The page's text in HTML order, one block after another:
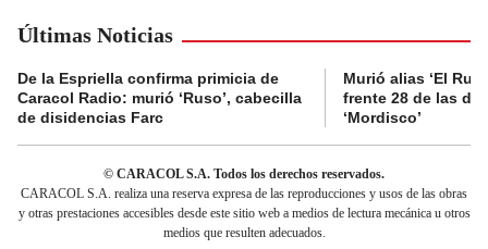
Últimas Noticias
De la Espriella confirma primicia de
Caracol Radio: murió ‘Ruso’, cabecilla
de disidencias Farc
Murió alias ‘El
frente 28 de las
‘Mordisco’
© CARACOL S.A. Todos los derechos reservados.
CARACOL S.A. realiza una reserva expresa de las reproducciones y usos de las obras
y otras prestaciones accesibles desde este sitio web a medios de lectura mecánica u otros
medios que resulten adecuados.